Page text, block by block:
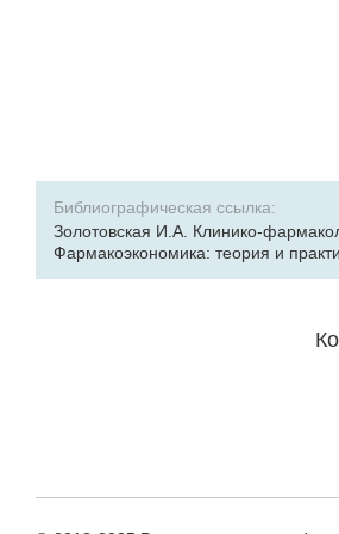
Библиографическая ссылка:
Золотовская И.А. Клинико-
Фармакоэкономика: теория и